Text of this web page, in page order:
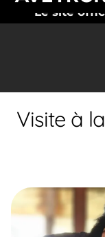
Le site
Visite à